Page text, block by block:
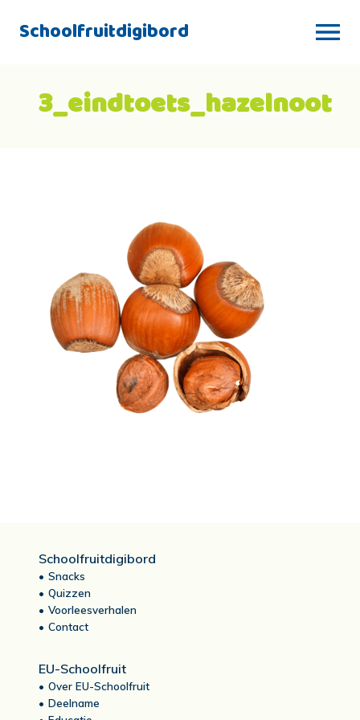
Schoolfruitdigibord
3_eindtoets_hazelnoot
Schoolfruitdigibord
Snacks
Quizzen
Voorleesverhalen
Contact
EU-Schoolfruit
Over EU-Schoolfruit
Deelname